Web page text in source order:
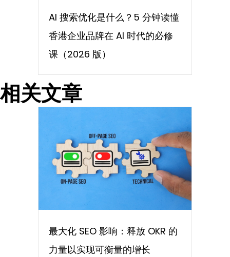
AI 搜索优化是什么？5 分钟读懂
香港企业品牌在 AI 时代的必修
课（2026 版）
相关文章
最大化 SEO 影响：释放 OKR 的
力量以实现可衡量的增长